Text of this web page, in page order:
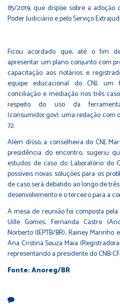
85/2019, que dispõe sobre a adoção
Poder Judiciário e pelo Serviço
Ficou acordado que, até o fim
apresentar um plano conjunto com
capacitação aos notários e
equipe educacional do CNJ; um
conciliação e mediação nos três
respeito do uso da
(consumidor.gov); uma redação com
72.
Além disso, a conselheira do CNJ,
presidência do encontro, sugeriu
estudos de caso do Laboratório do
possíveis novas soluções para os
de caso será debatido ao longo de
desenvolvimento e o terceiro para a
A mesa de reunião foi composta pela
Uille Gomes; Fernanda Castro
Norberto (IEPTB/BR); Rainey Marinho
Ana Cristina Souza Maia
representando a presidente do CNB-
Fonte: Anoreg/BR